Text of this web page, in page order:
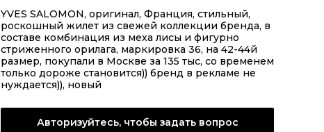
YVES SALOMON, оригинал, Франция, стильный,
роскошный жилет из свежей коллекции бренда, в
составе комбинация из меха лисы и фигурно
стриженного орилага, маркировка 36, на 42-44й
размер, покупали в Москве за 135 тыс, со временем
только дороже становится)) бренд в рекламе не
нуждается)), новый
Авторизуйтесь, чтобы задать вопрос